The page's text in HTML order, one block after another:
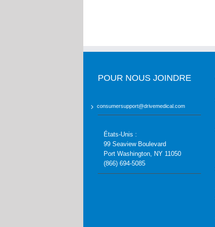
POUR NOUS JOINDRE
consumersupport@drivemedical.com
États-Unis :
99 Seaview Boulevard
Port Washington, NY 11050
(866) 694-5085